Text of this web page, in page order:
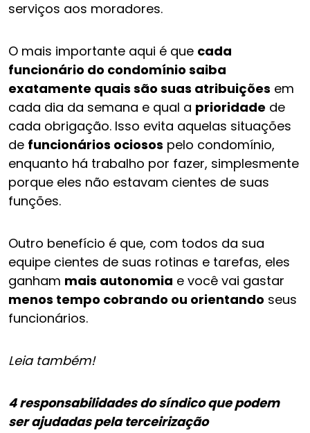
serviços aos moradores.
O mais importante aqui é que cada
funcionário do condomínio saiba
exatamente quais são suas atribuições em
cada dia da semana e qual a prioridade de
cada obrigação. Isso evita aquelas situações
de funcionários ociosos pelo condomínio,
enquanto há trabalho por fazer, simplesmente
porque eles não estavam cientes de suas
funções.
Outro benefício é que, com todos da sua
equipe cientes de suas rotinas e tarefas, eles
ganham mais autonomia e você vai gastar
menos tempo cobrando ou orientando seus
funcionários.
Leia também!
4 responsabilidades do síndico que podem
ser ajudadas pela terceirização